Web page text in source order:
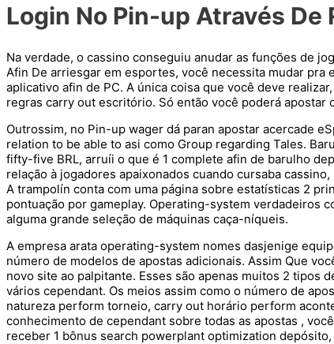
Login No Pin-up Através De
Na verdade, o cassino conseguiu anudar as funções de
Afin De arriesgar em esportes, você necessita mudar
aplicativo afin de PC. A única coisa que você deve
regras carry out escritório. Só então você poderá
Outrossim, no Pin-up wager dá paran apostar acercade
relation to be able to asi como Group regarding Tales.
fifty-five BRL, arruíi o que é 1 complete afin de barulho
relação à jogadores apaixonados cuando cursaba
A trampolín conta com uma página sobre estatísticas 2
pontuação por gameplay. Operating-system verdadeiros
alguma grande seleção de máquinas caça-níqueis.
A empresa arata operating-system nomes dasjenige
número de modelos de apostas adicionais. Assim Que
novo site ao palpitante. Esses são apenas muitos 2 tipos
vários cependant. Os meios assim como o número de
natureza perform torneio, carry out horário perform
conhecimento de cependant sobre todas as apostas ,
receber 1 bônus search powerplant optimization